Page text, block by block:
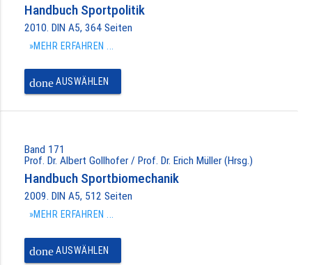
Handbuch Sportpolitik
2010. DIN A5, 364 Seiten
»MEHR ERFAHREN ...
doneAUSWÄHLEN
Band 171
Prof. Dr. Albert Gollhofer / Prof. Dr. Erich Müller (Hrsg.)
Handbuch Sportbiomechanik
2009. DIN A5, 512 Seiten
»MEHR ERFAHREN ...
doneAUSWÄHLEN